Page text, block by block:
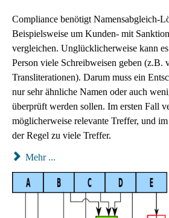
Compliance benötigt Namensabgleich-
Beispielsweise um Kunden- mit
vergleichen. Unglücklicherweise kann
Person viele Schreibweisen geben (z.B.
Transliterationen). Darum muss ein
nur sehr ähnliche Namen oder auch
überprüft werden sollen. Im ersten Fall
möglicherweise relevante Treffer, und
der Regel zu viele Treffer.
Mehr ...